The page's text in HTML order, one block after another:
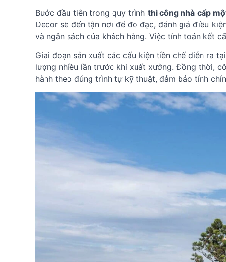
Bước đầu tiên trong quy trình thi công nhà cấp
Decor sẽ đến tận nơi để đo đạc, đánh giá điều
và ngân sách của khách hàng. Việc tính toán kết
Giai đoạn sản xuất các cấu kiện tiền chế diễn ra
lượng nhiều lần trước khi xuất xưởng. Đồng thời,
hành theo đúng trình tự kỹ thuật, đảm bảo tính